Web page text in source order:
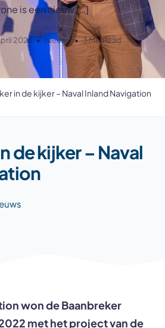
is een nieuw […]
2023 Nieuws 3 Min Read
in de kijker – Naval Inland Navigation
de kijker – Naval
won de Baanbreker
met het project van de